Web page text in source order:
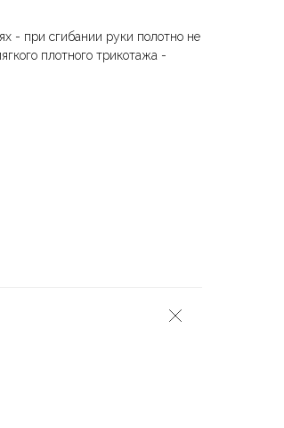
- при сгибании руки полотно не
плотного трикотажа -